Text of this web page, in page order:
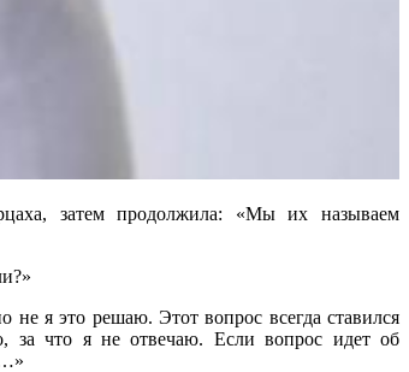
затем продолжила: «Мы их называем
я это решаю. Этот вопрос всегда ставился
за что я не отвечаю. Если вопрос идет об
…»